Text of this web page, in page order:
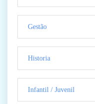
Gestão
Historia
Infantil / Juvenil